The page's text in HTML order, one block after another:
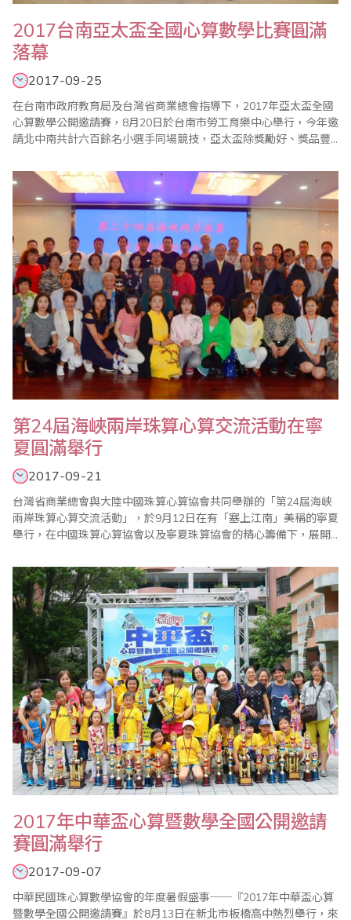
2017台南亞太盃全國心算數學比賽圓滿
落幕
2017-09-25
在台南市政府教育局及台灣省商業總會指導下，2017年亞太盃全國
心算數學公開邀請賽，8月20日於台南市勞工育樂中心舉行，今年邀
請北中南共計六百餘名小選手同場競技，亞太盃除獎勵好、獎品豐
頒發台南市政府教育局長獎狀，亞太盃一貫秉持公平、公正、公開
的原則辦理，在全體工作人員努力下圓滿成功。 頒獎典禮於上午
10:10在大禮堂舉行，場面熱鬧，座無..
第24屆海峽兩岸珠算心算交流活動在寧
夏圓滿舉行
2017-09-21
台灣省商業總會與大陸中國珠算心算協會共同舉辦的「第24屆海峽
兩岸珠算心算交流活動」，於9月12日在有「塞上江南」美稱的寧夏
舉行，在中國珠算心算協會以及寧夏珠算協會的精心籌備下，展開
術交流會，台灣省商業總會由副理事長兼珠算委員會主任委員葉宗
義率團一行25人與會，與會成員還包括中國珠算心算協會王朝才副
會長、王妍玲秘書長、米慧珍副祕書長、寧夏..
2017年中華盃心算暨數學全國公開邀請
賽圓滿舉行
2017-09-07
中華民國珠心算數學協會的年度暑假盛事──『2017年中華盃心算
暨數學全國公開邀請賽』於8月13日在新北市板橋高中熱烈舉行，來